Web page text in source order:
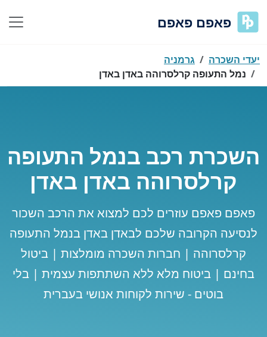
פאפם פאפם
יעדי השכרה
גרמניה
נמל התעופה קרלסרוהה באדן באדן
השכרת רכב בנמל התעופה
קרלסרוהה באדן באדן
פאפם פאפם עוזרים לכם למצוא את הרכב השכור
לנסיעה הקרובה שלכם לבאדן באדן בנמל התעופה
קרלסרוהה | חברות השכרה מומלצות | ביטול
בחינם | ביטוח מלא ללא השתתפות עצמית | בלי
בוטים - שירות לקוחות אנושי בעברית